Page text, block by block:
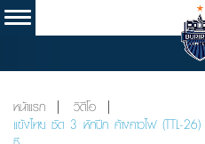
หน้าแรก
วิดีโอ
แข้งไทย ซัด 3 หักปีก ค้างคาวไฟ (TTL-